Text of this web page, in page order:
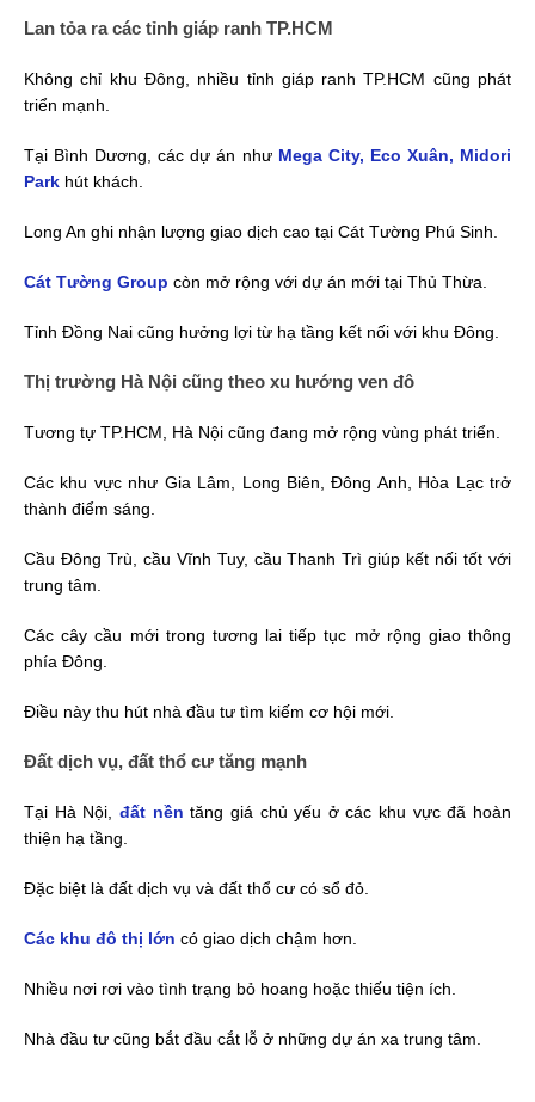
Lan tỏa ra các tỉnh giáp ranh TP.HCM
Không chỉ khu Đông, nhiều tỉnh giáp ranh TP.HCM cũng phát
triển mạnh.
Tại Bình Dương, các dự án như Mega City, Eco Xuân, Midori
Park hút khách.
Long An ghi nhận lượng giao dịch cao tại Cát Tường Phú Sinh.
Cát Tường Group còn mở rộng với dự án mới tại Thủ Thừa.
Tỉnh Đồng Nai cũng hưởng lợi từ hạ tầng kết nối với khu Đông.
Thị trường Hà Nội cũng theo xu hướng ven đô
Tương tự TP.HCM, Hà Nội cũng đang mở rộng vùng phát triển.
Các khu vực như Gia Lâm, Long Biên, Đông Anh, Hòa Lạc trở
thành điểm sáng.
Cầu Đông Trù, cầu Vĩnh Tuy, cầu Thanh Trì giúp kết nối tốt với
trung tâm.
Các cây cầu mới trong tương lai tiếp tục mở rộng giao thông
phía Đông.
Điều này thu hút nhà đầu tư tìm kiếm cơ hội mới.
Đất dịch vụ, đất thổ cư tăng mạnh
Tại Hà Nội, đất nền tăng giá chủ yếu ở các khu vực đã hoàn
thiện hạ tầng.
Đặc biệt là đất dịch vụ và đất thổ cư có sổ đỏ.
Các khu đô thị lớn có giao dịch chậm hơn.
Nhiều nơi rơi vào tình trạng bỏ hoang hoặc thiếu tiện ích.
Nhà đầu tư cũng bắt đầu cắt lỗ ở những dự án xa trung tâm.